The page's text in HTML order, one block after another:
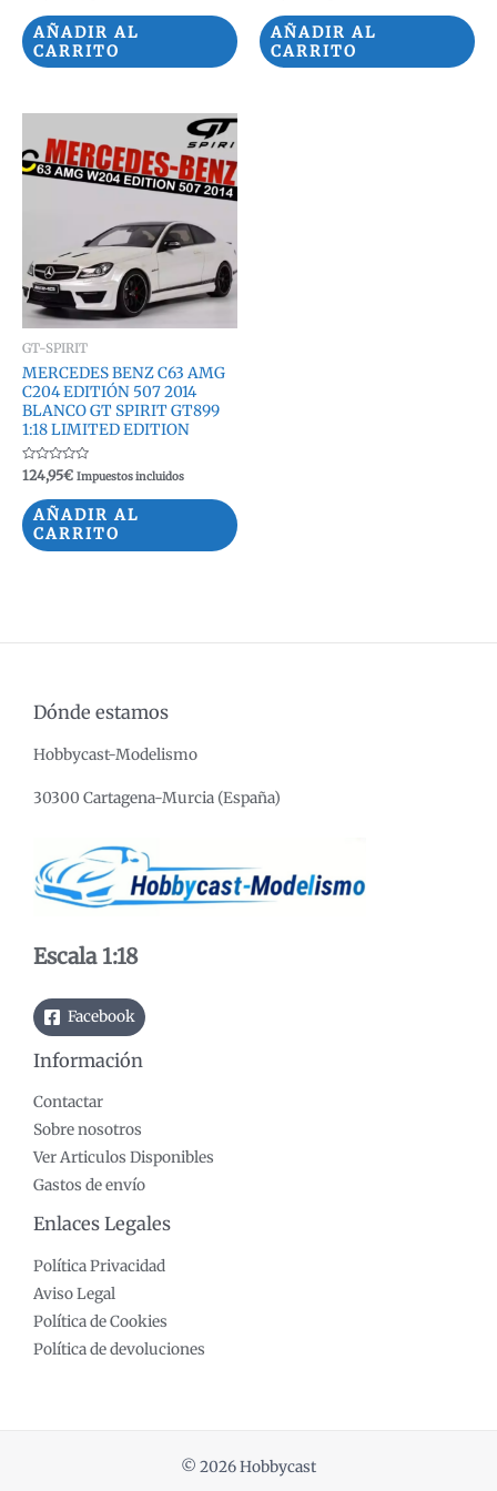
de
5
AÑADIR AL
CARRITO
de
5
AÑADIR AL
CARRITO
GT-SPIRIT
MERCEDES BENZ C63 AMG
C204 EDITIÓN 507 2014
BLANCO GT SPIRIT GT899
1:18 LIMITED EDITION
Valorado
con
de
5
124,95€ Impuestos incluidos
AÑADIR AL
CARRITO
Dónde estamos
Hobbycast-Modelismo
30300 Cartagena-Murcia (España)
Escala 1:18
Facebook
Información
Contactar
Sobre nosotros
Ver Articulos Disponibles
Gastos de envío
Enlaces Legales
Política Privacidad
Aviso Legal
Política de Cookies
Política de devoluciones
© 2026 Hobbycast